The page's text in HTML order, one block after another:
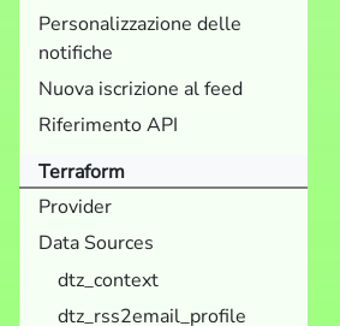
Personalizzazione delle
notifiche
Nuova iscrizione al feed
Riferimento API
Terraform
Provider
Data Sources
dtz_context
dtz_rss2email_profile